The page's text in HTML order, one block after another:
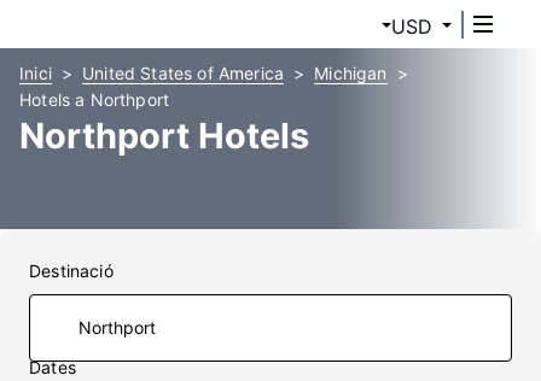
USD
Inici United States of America
Michigan
Hotels a Northport
Northport Hotels
Destinació
Dates